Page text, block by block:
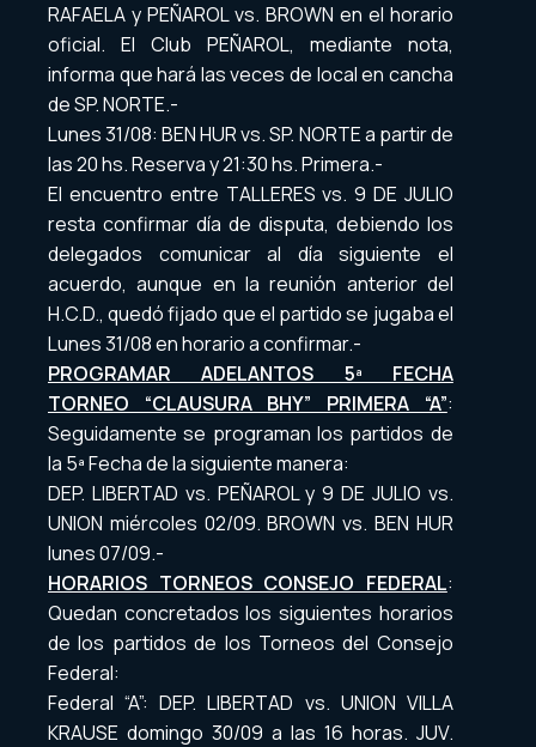
RAFAELA y PEÑAROL vs. BROWN en el horario
oficial. El Club PEÑAROL, mediante nota,
informa que hará las veces de local en cancha
de SP. NORTE.-
Lunes 31/08: BEN HUR vs. SP. NORTE a partir de
las 20 hs. Reserva y 21:30 hs. Primera.-
El encuentro entre TALLERES vs. 9 DE JULIO
resta confirmar día de disputa, debiendo los
delegados comunicar al día siguiente el
acuerdo, aunque en la reunión anterior del
H.C.D., quedó fijado que el partido se jugaba el
Lunes 31/08 en horario a confirmar.-
PROGRAMAR ADELANTOS 5ª FECHA
TORNEO “CLAUSURA BHY” PRIMERA “A”:
Seguidamente se programan los partidos de
la 5ª Fecha de la siguiente manera:
DEP. LIBERTAD vs. PEÑAROL y 9 DE JULIO vs.
UNION miércoles 02/09. BROWN vs. BEN HUR
lunes 07/09.-
HORARIOS TORNEOS CONSEJO FEDERAL:
Quedan concretados los siguientes horarios
de los partidos de los Torneos del Consejo
Federal:
Federal “A”: DEP. LIBERTAD vs. UNION VILLA
KRAUSE domingo 30/09 a las 16 horas. JUV.